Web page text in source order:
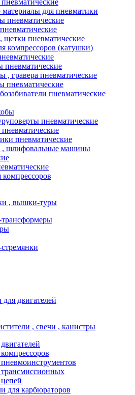
материалы для пневматики
пневматические
щетки пневматические
компрессоров (катушки)
пневматические
, гравера пневматические
пневматические
пневматические
пневматические
пневматические
, шлифовальные машины
компрессоров
, вышки-туры
двигателей
, свечи , канистры
для карбюраторов